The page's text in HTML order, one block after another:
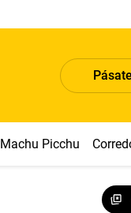
Machu Picchu